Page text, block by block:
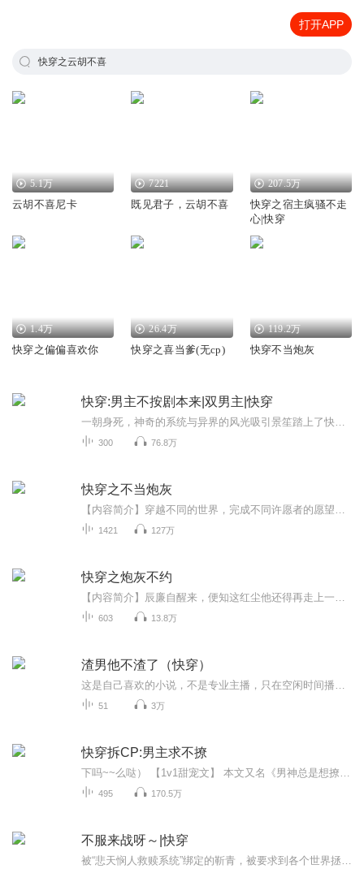
打开APP
快穿之云胡不喜
5.1万
云胡不喜尼卡
7221
既见君子，云胡不喜
207.5万
快穿之宿主疯骚不走
心|快穿
1.4万
快穿之偏偏喜欢你
26.4万
快穿之喜当爹(无cp)
119.2万
快穿不当炮灰
快穿:男主不按剧本来|双男主|快穿
300 76.8万
快穿之不当炮灰
1421 127万
快穿之炮灰不约
603 13.8万
渣男他不渣了（快穿）
51 3万
快穿拆CP:男主求不撩
495 170.5万
不服来战呀～|快穿